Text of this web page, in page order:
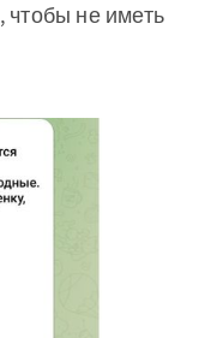
, чтобы не иметь